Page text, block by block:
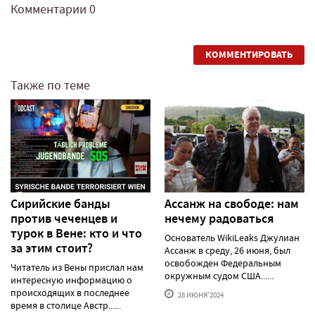
Комментарии 0
КОММЕНТИРОВАТЬ
Также по теме
Сирийские банды
против чеченцев и
турок в Вене: кто и что
за этим стоит?
Читатель из Вены прислал нам
интересную информацию о
происходящих в последнее
время в столице Австр......
Ассанж на свободе: нам
нечему радоваться
Основатель WikiLeaks Джулиан
Ассанж в среду, 26 июня, был
освобожден Федеральным
окружным судом США......
28 ИЮНЯ'2024